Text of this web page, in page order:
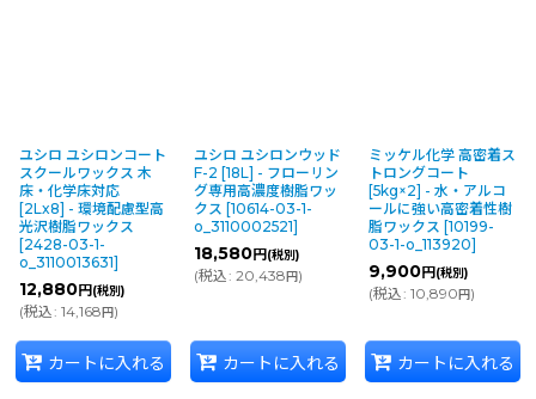
ユシロ ユシロンコート
スクールワックス 木
床・化学床対応
[2Lx8] - 環境配慮型高
光沢樹脂ワックス
[2428-03-1-
o_3110013631]
12,880円 (税別)
(税込: 14,168円)
カートに入れる
ユシロ ユシロンウッド
F-2 [18L] - フローリン
グ専用高濃度樹脂ワッ
クス [10614-03-1-
o_3110002521]
18,580円 (税別)
(税込: 20,438円)
カートに入れる
ミッケル化学 高密着ス
トロングコート
[5kg×2] - 水・アルコ
ールに強い高密着性樹
脂ワックス [10199-
03-1-o_113920]
9,900円 (税別)
(税込: 10,890円)
カートに入れる